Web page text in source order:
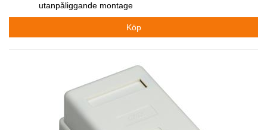
utanpåliggande montage